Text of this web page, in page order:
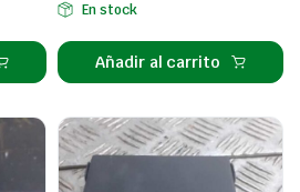
En stock
Añadir al carrito